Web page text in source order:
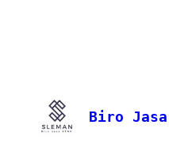
content
Biro Jasa